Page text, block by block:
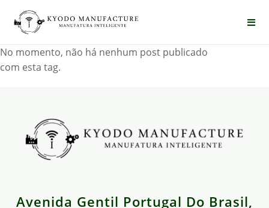
No momento, não há nenhum post publicado
com esta tag.
Avenida Gentil Portugal Do Brasil,